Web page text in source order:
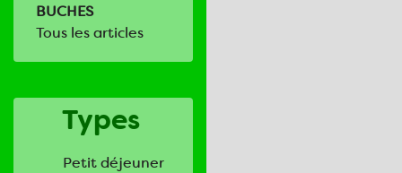
BUCHES
Tous les articles
Types
Petit déjeuner